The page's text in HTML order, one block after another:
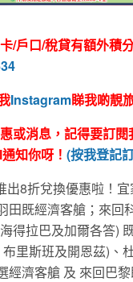
/戶口/稅貸有額外積
Instagram睇我啲靚
或消息，記得要訂閱
知你呀！ (按我登記
出8折兌換優惠啦！
田既經濟客艙；來回
得拉巴及加爾各答)
里斯班及開恩茲)、
經濟客艙 及 來回巴